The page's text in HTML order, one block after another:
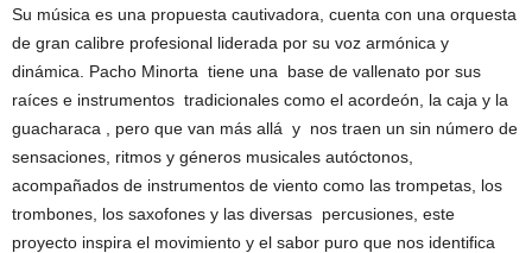
Su música es una propuesta cautivadora, cuenta con una orquesta
de gran calibre profesional liderada por su voz armónica y
dinámica. Pacho Minorta tiene una base de vallenato por sus
raíces e instrumentos tradicionales como el acordeón, la caja y la
guacharaca , pero que van más allá y nos traen un sin número de
sensaciones, ritmos y géneros musicales autóctonos,
acompañados de instrumentos de viento como las trompetas, los
trombones, los saxofones y las diversas percusiones, este
proyecto inspira el movimiento y el sabor puro que nos identifica